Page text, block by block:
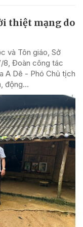
thiệt mạng do
và Tôn giáo, Sở
8, Đoàn công tác
A Dê - Phó Chủ tịch
động...